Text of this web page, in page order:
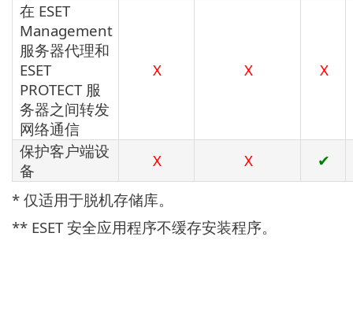
在 ESET
Management
服务器代理和
ESET
PROTECT 服
务器之间转发
网络通信
X X X
保护客户端设
备
X X
✔
* 仅适用于脱机存储库。
** ESET 安全应用程序不缓存安装程序。